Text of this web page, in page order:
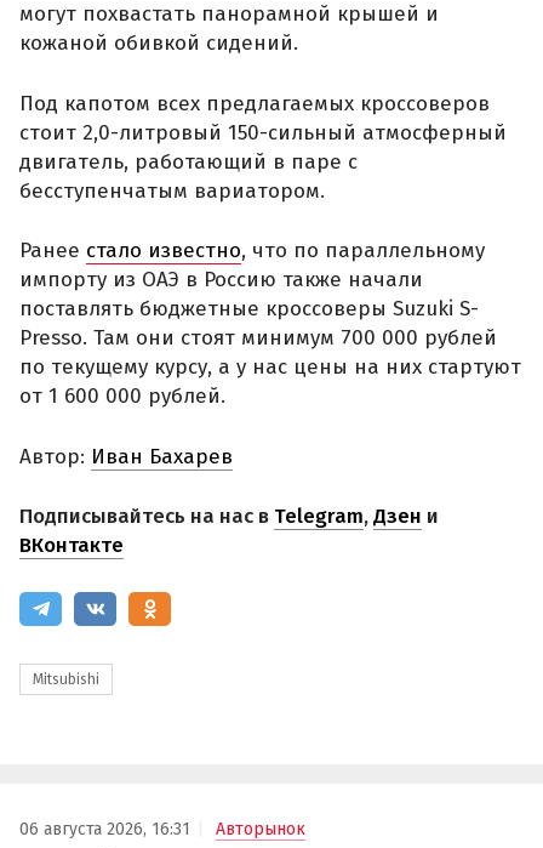
могут похвастать панорамной крышей и
кожаной обивкой сидений.
Под капотом всех предлагаемых кроссоверов
стоит 2,0-литровый 150-сильный атмосферный
двигатель, работающий в паре с
бесступенчатым вариатором.
Ранее стало известно, что по параллельному
импорту из ОАЭ в Россию также начали
поставлять бюджетные кроссоверы Suzuki S-
Presso. Там они стоят минимум 700 000 рублей
по текущему курсу, а у нас цены на них стартуют
от 1 600 000 рублей.
Автор: Иван Бахарев
Подписывайтесь на нас в Telegram,Дзен и
ВКонтакте
Mitsubishi
06 августа 2026, 16:31 Авторынок